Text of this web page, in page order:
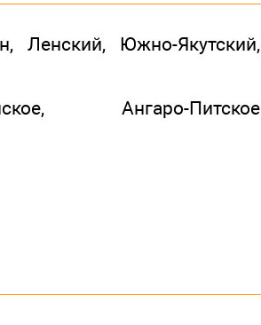
Ленский, Южно-Якутский,
Ангаро-Питское